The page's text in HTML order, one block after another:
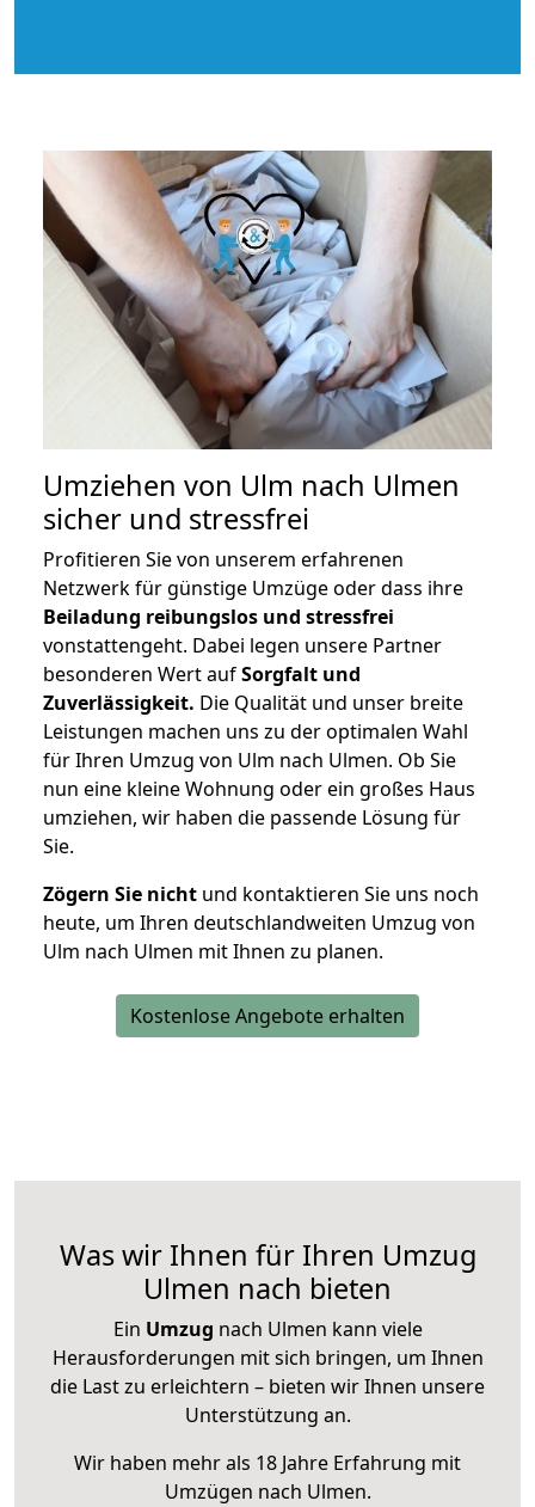
Umziehen von Ulm nach Ulmen
sicher und stressfrei
Profitieren Sie von unserem erfahrenen
Netzwerk für günstige Umzüge oder dass ihre
Beiladung reibungslos und stressfrei
vonstattengeht. Dabei legen unsere Partner
besonderen Wert aufSorgfalt und
Zuverlässigkeit. Die Qualität und unser breite
Leistungen machen uns zu der optimalen Wahl
für Ihren Umzug von Ulm nach Ulmen. Ob Sie
nun eine kleine Wohnung oder ein großes Haus
umziehen, wir haben die passende Lösung für
Sie.
Zögern Sie nicht und kontaktieren Sie uns noch
heute, um Ihren deutschlandweiten Umzug von
Ulm nach Ulmen mit Ihnen zu planen.
Kostenlose Angebote erhalten
Was wir Ihnen für Ihren Umzug
Ulmen nach bieten
Ein Umzug nach Ulmen kann viele
Herausforderungen mit sich bringen, um Ihnen
die Last zu erleichtern – bieten wir Ihnen unsere
Unterstützung an.
Wir haben mehr als 18 Jahre Erfahrung mit
Umzügen nach Ulmen.